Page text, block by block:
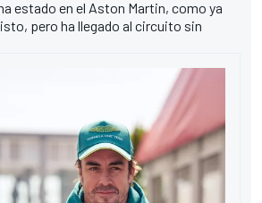
estado en el Aston Martin, como ya
pero ha llegado al circuito sin